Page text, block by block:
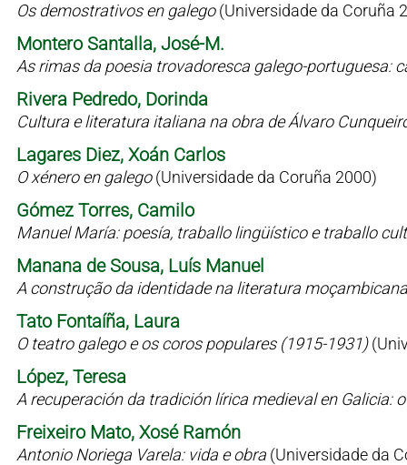
Os demostrativos en galego(Universidade da Coruña
Montero Santalla, José-M.
As rimas da poesia trovadoresca galego-portuguesa:
Rivera Pedredo, Dorinda
Cultura e literatura italiana na obra de Álvaro
Lagares Diez, Xoán Carlos
O xénero en galego(Universidade da Coruña 2000)
Gómez Torres, Camilo
Manuel María: poesía, traballo lingüístico e traballo
Manana de Sousa, Luís Manuel
A construção da identidade na literatura
Tato Fontaíña, Laura
O teatro galego e os coros populares (1915-1931)
López, Teresa
A recuperación da tradición lírica medieval en Galicia:
Freixeiro Mato, Xosé Ramón
Antonio Noriega Varela: vida e obra (Universidade da